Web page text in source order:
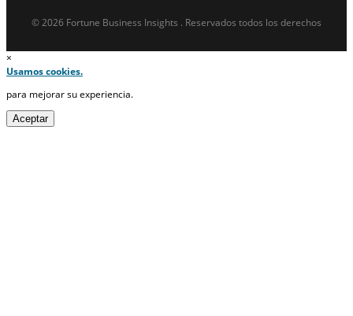
© 2026 Fortune Business Insights . Reservados todos los derechos
×
Usamos cookies.
para mejorar su experiencia.
Aceptar